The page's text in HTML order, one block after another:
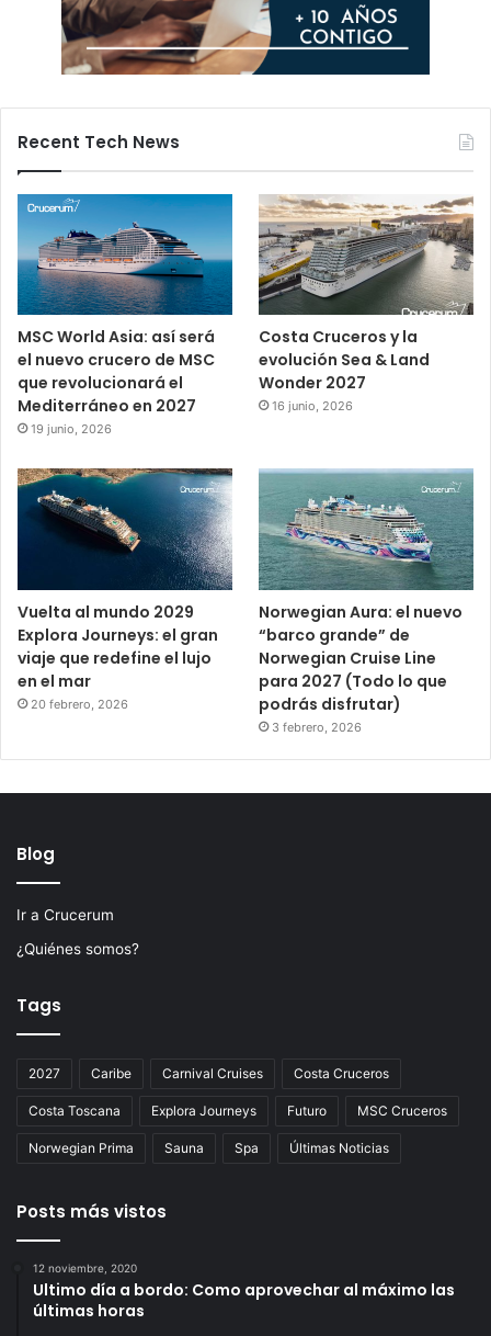
Recent Tech News
MSC World Asia: así será
el nuevo crucero de MSC
que revolucionará el
Mediterráneo en 2027
19 junio, 2026
Costa Cruceros y la
evolución Sea & Land
Wonder 2027
16 junio, 2026
Vuelta al mundo 2029
Explora Journeys: el gran
viaje que redefine el lujo
en el mar
20 febrero, 2026
Norwegian Aura: el nuevo
“barco grande” de
Norwegian Cruise Line
para 2027 (Todo lo que
podrás disfrutar)
3 febrero, 2026
Blog
Ir a Crucerum
¿Quiénes somos?
Tags
2027 Caribe Carnival Cruises Costa Cruceros
Costa Toscana Explora Journeys Futuro MSC Cruceros
Norwegian Prima Sauna Spa Últimas Noticias
Posts más vistos
12 noviembre, 2020
Ultimo día a bordo: Como aprovechar al máximo las
últimas horas